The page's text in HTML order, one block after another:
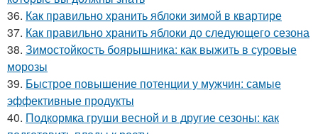
36. Как правильно хранить яблоки зимой в квартире
37. Как правильно хранить яблоки до следующего сезона
38. Зимостойкость боярышника: как выжить в суровые
морозы
39. Быстрое повышение потенции у мужчин: самые
эффективные продукты
40. Подкормка груши весной и в другие сезоны: как